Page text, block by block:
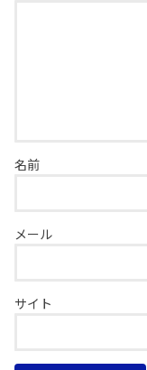
名前
メール
サイト